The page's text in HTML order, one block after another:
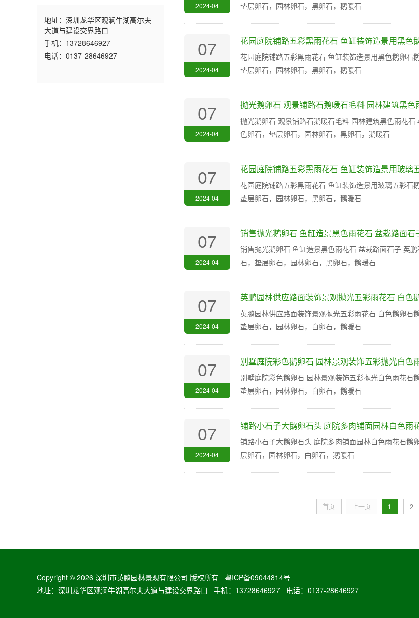
地址：深圳龙华区观澜牛湖高尔夫
大道与建设交界路口
手机：13728646927
电话：0137-28646927
2024-04
垫层卵石，园林卵石，黑卵石，鹅暖石
07
2024-04
花园庭院铺路五彩黑雨花石 鱼缸装饰造景用黑色
花园庭院铺路五彩黑雨花石 鱼缸装饰造景用黑色鹅卵石
垫层卵石，园林卵石，黑卵石，鹅暖石
07
2024-04
抛光鹅卵石 观景铺路石鹅暖石毛料 园林建筑黑色
抛光鹅卵石 观景铺路石鹅暖石毛料 园林建筑黑色雨花
色卵石，垫层卵石，园林卵石，黑卵石，鹅暖石
07
2024-04
花园庭院铺路五彩黑雨花石 鱼缸装饰造景用玻璃
花园庭院铺路五彩黑雨花石 鱼缸装饰造景用玻璃五彩石
垫层卵石，园林卵石，黑卵石，鹅暖石
07
2024-04
销售抛光鹅卵石 鱼缸造景黑色雨花石 盆栽路面石
销售抛光鹅卵石 鱼缸造景黑色雨花石 盆栽路面石子 英
石，垫层卵石，园林卵石，黑卵石，鹅暖石
07
2024-04
英鹏园林供应路面装饰景观抛光五彩雨花石 白色
英鹏园林供应路面装饰景观抛光五彩雨花石 白色鹅卵石
垫层卵石，园林卵石，白卵石，鹅暖石
07
2024-04
别墅庭院彩色鹅卵石 园林景观装饰五彩抛光白色
别墅庭院彩色鹅卵石 园林景观装饰五彩抛光白色雨花石
垫层卵石，园林卵石，白卵石，鹅暖石
07
2024-04
铺路小石子大鹅卵石头 庭院多肉铺面园林白色雨
铺路小石子大鹅卵石头 庭院多肉铺面园林白色雨花石
层卵石，园林卵石，白卵石，鹅暖石
首页 上一页 1 2
Copyright © 2026 深圳市英鹏园林景观有限公司 版权所有 粤ICP备09044814号
地址：深圳龙华区观澜牛湖高尔夫大道与建设交界路口 手机：13728646927 电话：0137-28646927